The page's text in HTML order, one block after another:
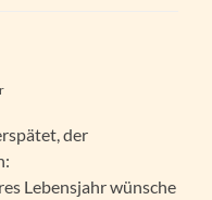
der
Lebensjahr wünsche